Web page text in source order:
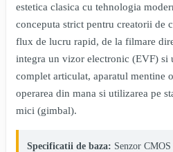
estetica clasica cu tehnologia
conceputa strict pentru creatorii de
flux de lucru rapid, de la filmare
integra un vizor electronic (EVF) si
complet articulat, aparatul mentine
operarea din mana si utilizarea pe
mici (gimbal).
Specificatii de baza: Senzor